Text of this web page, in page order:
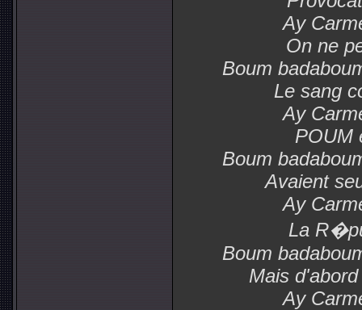
Ay
On ne
Boum
Le sang
Ay
POUM
Boum
Avaient
Ay
La
Boum
Mais
Ay